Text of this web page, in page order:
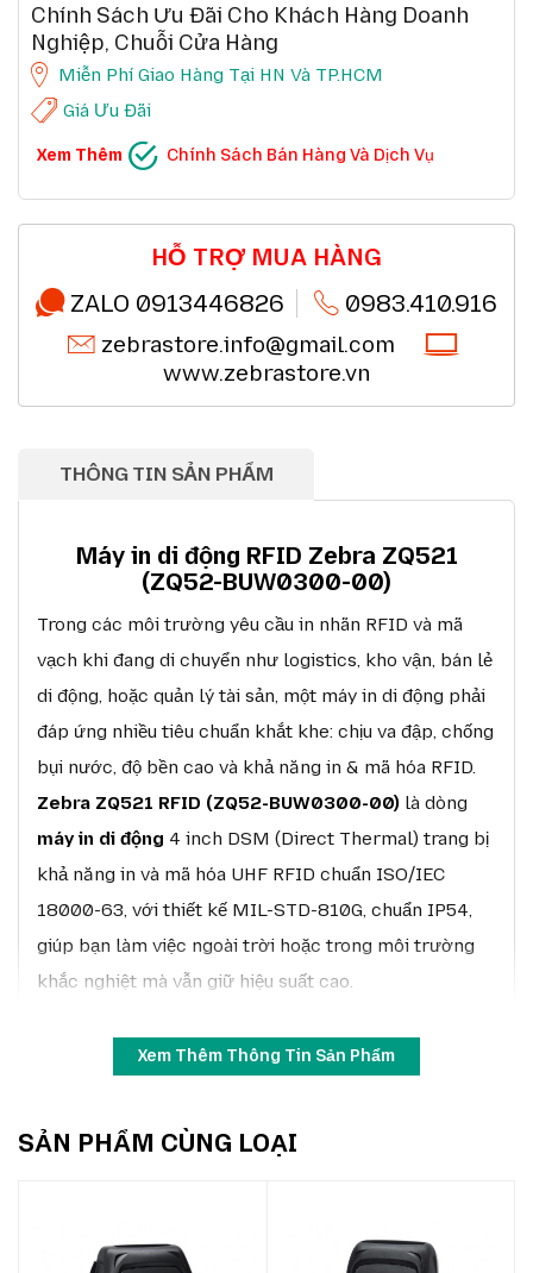
Chính Sách Ưu Đãi Cho Khách Hàng Doanh
Nghiệp, Chuỗi Cửa Hàng
Miễn Phí Giao Hàng Tại HN Và TP.HCM
Giá Ưu Đãi
CHÍNH SÁCH BÁN HÀNG VÀ DỊCH VỤ
Ưu đãi chuỗi cửa hàng, siêu thị
Ưu đãi khách hàng doanh nghiệp cả FDI Chi tiết
Đổi mới sản phẩm trong 7 ngày đầu (*) Chi tiết
Mua online - giao hàng nhanh chóng (*) Chi tiết
Chất lượng sản phẩm chính hãng CO,CQ (*)
Thanh toán chuyển khoản QRcode (*)
Xem Thêm Chính Sách Bán Hàng Và Dịch Vụ
HỖ TRỢ MUA HÀNG
ZALO 0913446826
0983.410.916
zebrastore.info@gmail.com
www.zebrastore.vn
THÔNG TIN SẢN PHẨM
Máy in di động RFID Zebra ZQ521
(ZQ52-BUW0300-00)
Trong các môi trường yêu cầu in nhãn RFID và mã
vạch khi đang di chuyển như logistics, kho vận, bán lẻ
di động, hoặc quản lý tài sản, một máy in di động phải
đáp ứng nhiều tiêu chuẩn khắt khe: chịu va đập, chống
bụi nước, độ bền cao và khả năng in & mã hóa RFID.
Zebra ZQ521 RFID (ZQ52-BUW0300-00) là dòng
máy in di động 4 inch DSM (Direct Thermal) trang bị
khả năng in và mã hóa UHF RFID chuẩn ISO/IEC
18000-63, với thiết kế MIL-STD-810G, chuẩn IP54,
giúp bạn làm việc ngoài trời hoặc trong môi trường
khắc nghiệt mà vẫn giữ hiệu suất cao.
Đặc điểm nổi bật
In & mã hóa RFID:hỗ trợ UHF RFID (EPC Gen2
RFID ngay tại hiện trường.
Chiều rộng in 4 inch (~104 mm):tương thích
Xem Thêm Thông Tin Sản Phẩm
SẢN PHẨM CÙNG LOẠI